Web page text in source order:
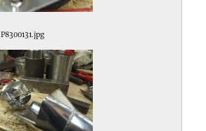
P8300131.jpg